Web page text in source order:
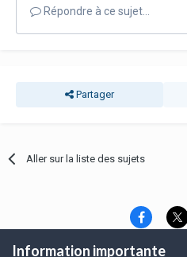
Répondre à ce sujet…
Partager
Aller sur la liste des sujets
Information importante